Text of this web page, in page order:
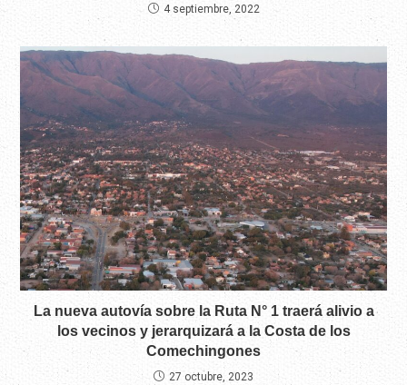
4 septiembre, 2022
La nueva autovía sobre la Ruta N° 1 traerá alivio a
los vecinos y jerarquizará a la Costa de los
Comechingones
27 octubre, 2023